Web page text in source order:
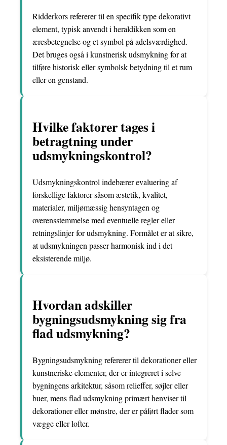
Ridderkors refererer til en specifik type dekorativt
element, typisk anvendt i heraldikken som en
æresbetegnelse og et symbol på adelsværdighed.
Det bruges også i kunstnerisk udsmykning for at
tilføre historisk eller symbolsk betydning til et rum
eller en genstand.
Hvilke faktorer tages i
betragtning under
udsmykningskontrol?
Udsmykningskontrol indebærer evaluering af
forskellige faktorer såsom æstetik, kvalitet,
materialer, miljømæssig hensyntagen og
overensstemmelse med eventuelle regler eller
retningslinjer for udsmykning. Formålet er at sikre,
at udsmykningen passer harmonisk ind i det
eksisterende miljø.
Hvordan adskiller
bygningsudsmykning sig fra
flad udsmykning?
Bygningsudsmykning refererer til dekorationer eller
kunstneriske elementer, der er integreret i selve
bygningens arkitektur, såsom relieffer, søjler eller
buer, mens flad udsmykning primært henviser til
dekorationer eller mønstre, der er påført flader som
vægge eller lofter.